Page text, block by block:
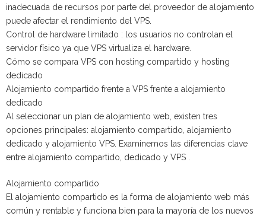
inadecuada de recursos por parte del proveedor de alojamiento
puede afectar el rendimiento del VPS.
Control de hardware limitado : los usuarios no controlan el
servidor físico ya que VPS virtualiza el hardware.
Cómo se compara VPS con hosting compartido y hosting
dedicado
Alojamiento compartido frente a VPS frente a alojamiento
dedicado
Al seleccionar un plan de alojamiento web, existen tres
opciones principales: alojamiento compartido, alojamiento
dedicado y alojamiento VPS. Examinemos las diferencias clave
entre alojamiento compartido, dedicado y VPS .
Alojamiento compartido
El alojamiento compartido es la forma de alojamiento web más
común y rentable y funciona bien para la mayoría de los nuevos